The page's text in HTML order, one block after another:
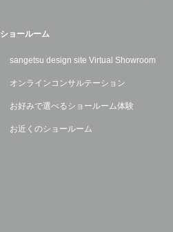
ショールーム
sangetsu design site Virtual Showroom
オンラインコンサルテーション
お好みで選べるショールーム体験
お近くのショールーム